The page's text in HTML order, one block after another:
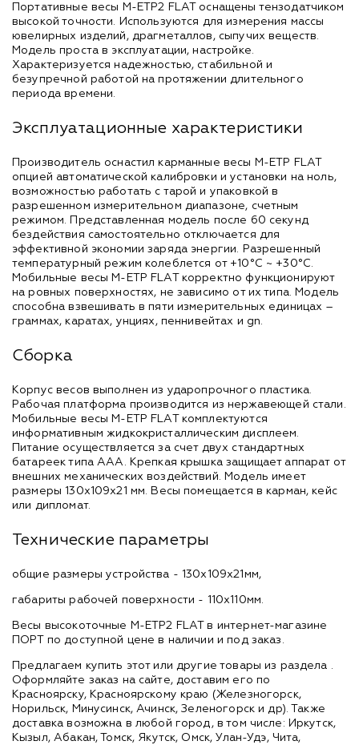
Портативные весы M-ETP2 FLAT оснащены тензодатчиком
высокой точности. Используются для измерения массы
ювелирных изделий, драгметаллов, сыпучих веществ.
Модель проста в эксплуатации, настройке.
Характеризуется надежностью, стабильной и
безупречной работой на протяжении длительного
периода времени.
Эксплуатационные характеристики
Производитель оснастил карманные весы M-ETP FLAT
опцией автоматической калибровки и установки на ноль,
возможностью работать с тарой и упаковкой в
разрешенном измерительном диапазоне, счетным
режимом. Представленная модель после 60 секунд
бездействия самостоятельно отключается для
эффективной экономии заряда энергии. Разрешенный
температурный режим колеблется от +10°С ~ +30°С.
Мобильные весы M-ETP FLAT корректно функционируют
на ровных поверхностях, не зависимо от их типа. Модель
способна взвешивать в пяти измерительных единицах –
граммах, каратах, унциях, пеннивейтах и gn.
Сборка
Корпус весов выполнен из ударопрочного пластика.
Рабочая платформа производится из нержавеющей стали.
Мобильные весы M-ETP FLAT комплектуются
информативным жидкокристаллическим дисплеем.
Питание осуществляется за счет двух стандартных
батареек типа ААА. Крепкая крышка защищает аппарат от
внешних механических воздействий. Модель имеет
размеры 130х109x21 мм. Весы помещается в карман, кейс
или дипломат.
Технические параметры
общие размеры устройства - 130х109x21мм,
габариты рабочей поверхности - 110х110мм.
Весы высокоточные M-ETP2 FLAT в интернет-магазине
ПОРТ по доступной цене в наличии и под заказ.
Предлагаем купить этот или другие товары из раздела
Оформляйте заказ на сайте, доставим его по
Красноярску, Красноярскому краю (Железногорск,
Норильск, Минусинск, Ачинск, Зеленогорск и др). Также
доставка возможна в любой город, в том числе: Иркутск,
Кызыл, Абакан, Томск, Якутск, Омск, Улан-Удэ, Чита,